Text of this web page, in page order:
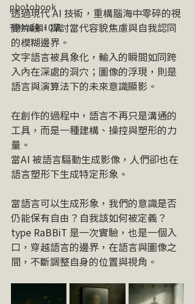
photobook
刊物編輯10講
透過現代 AI 技術，重構腦海中零碎的視
覺片段，探討當代容貌焦慮與自我認同
的模糊邊界。
文字語言被具象化，輸入的瞬間如同跨
入內在深處的洞穴；圖像的浮現，則是
語言與演算法下的未來意識顯影。
在創作的過程中，語言不再只是溝通的
工具，而是一種建構、操控與塑形的力
量。
當AI 被語言驅動生成影像，人們卻也在
語言塑形下生成特定形象。
當語言可以生成形象，我們的意識是否
仍能保有自由？自我該如何被定義？
type RaBBiT 是一次實驗，也是一個入
口，穿越語言的邊界，在語言與圖像之
間，不斷調整自身的位置與視角。